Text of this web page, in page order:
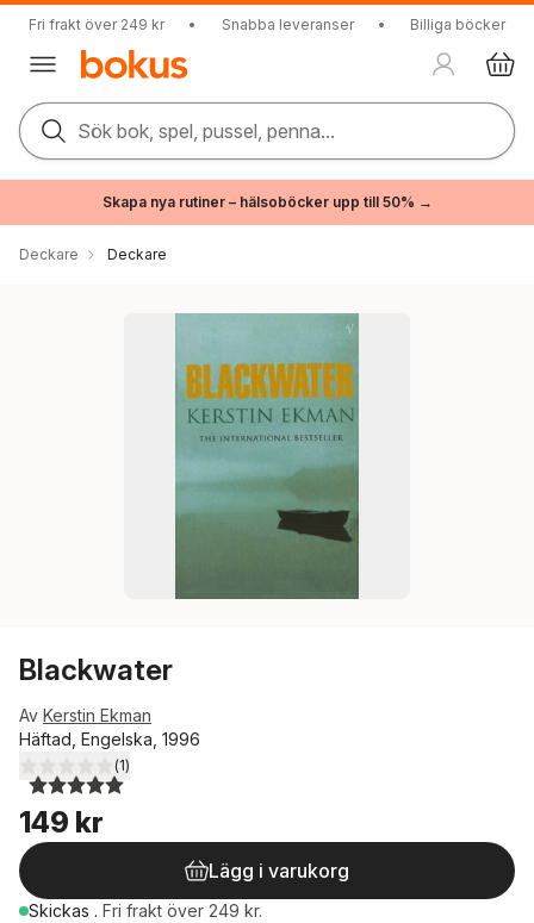
Fri frakt över 249 kr • Snabba leveranser • Billiga böcker
Sök bok, spel, pussel, penna...
Skapa nya rutiner – hälsoböcker upp till 50% →
Deckare Deckare
Blackwater
Av Kerstin Ekman
Häftad, Engelska, 1996
5,0utav 5 stjärnor. Totalt antal röster:
(1)
149 kr
Lägg i varukorg
Skickas . Fri frakt över 249 kr.